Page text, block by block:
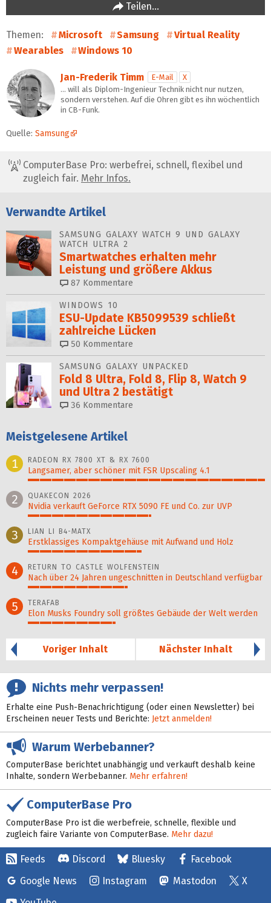
Teilen…
Themen: Microsoft Samsung
Virtual Reality
Wearables
Windows 10
Jan-Frederik Timm E-Mail
X
… will als Diplom-Ingenieur Technik nicht nur nutzen,
sondern verstehen. Auf die Ohren gibt es ihn wöchentlich
in CB-Funk.
Quelle: Samsung
ComputerBase Pro: werbefrei, schnell, flexibel und
zugleich fair. Mehr Infos.
Verwandte Artikel
SAMSUNG GALAXY WATCH 9 UND GALAXY
WATCH ULTRA 2
Smartwatches erhalten mehr
Leistung und größere Akkus
87 Kommentare
WINDOWS 10
ESU-Update KB5099539 schließt
zahlreiche Lücken
50 Kommentare
SAMSUNG GALAXY UNPACKED
Fold 8 Ultra, Fold 8, Flip 8, Watch 9
und Ultra 2 bestätigt
36 Kommentare
Meistgelesene Artikel
1
RADEON RX 7800 XT & RX 7600
Langsamer, aber schöner mit FSR Upscaling 4.1
100%
2 QUAKECON 2026
Nvidia verkauft GeForce RTX 5090 FE und Co. zur UVP
52%
3 LIAN LI B4-MATX
Erstklassiges Kompaktgehäuse mit Aufwand und Holz
48%
4 RETURN TO CASTLE WOLFENSTEIN
Nach über 24 Jahren ungeschnitten in Deutschland verfügbar
42%
5 TERAFAB
Elon Musks Foundry soll größ­tes Gebäude der Welt werden
37%
Voriger Inhalt
Nächster Inhalt
Nichts mehr verpassen!
Erhalte eine Push-Benachrichtigung (oder einen Newsletter) bei
Erscheinen neuer Tests und Berichte: Jetzt anmelden!
Warum Werbebanner?
ComputerBase berichtet unabhängig und verkauft deshalb keine
Inhalte, sondern Werbebanner. Mehr erfahren!
ComputerBase Pro
ComputerBase Pro ist die werbefreie, schnelle, flexible und
zugleich faire Variante von ComputerBase. Mehr dazu!
Feeds Discord Bluesky
Facebook
Google News
Instagram Mastodon
X